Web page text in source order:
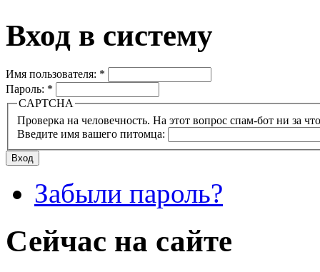
Вход в систему
Имя пользователя: *
Пароль: *
CAPTCHA
Проверка на человечность. На этот вопрос спам-бот ни за
Введите имя вашего питомца:
Забыли пароль?
Сейчас на сайте